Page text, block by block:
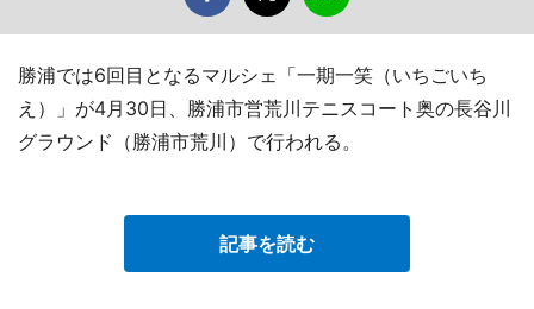
勝浦では6回目となるマルシェ「一期一笑（いちごいち
え）」が4月30日、勝浦市営荒川テニスコート奥の長谷川
グラウンド（勝浦市荒川）で行われる。
記事を読む